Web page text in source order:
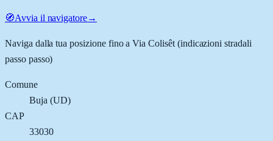
🧭Avvia il navigatore→
Naviga dalla tua posizione fino aVia Colisêt(indicazioni stradali
passo passo)
Comune
Buja (UD)
CAP
33030